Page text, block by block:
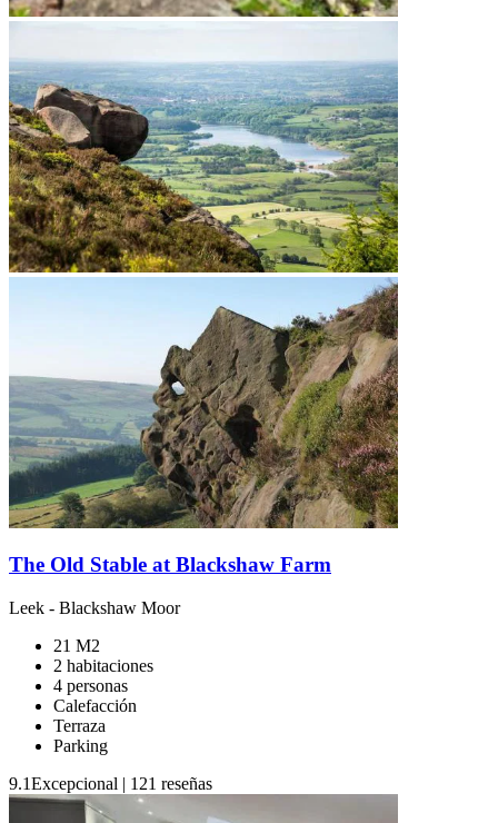
The Old Stable at Blackshaw Farm
Leek - Blackshaw Moor
21 M2
2 habitaciones
4 personas
Calefacción
Terraza
Parking
9.1Excepcional | 121 reseñas